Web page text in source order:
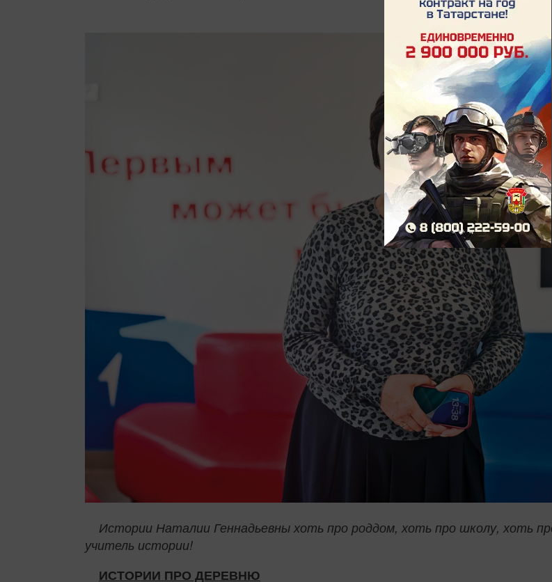
Истории Наталии Геннадьевны хоть про роддом, хоть про школу, хоть
учитель истории!
ИСТОРИИ ПРО ДЕРЕВНЮ